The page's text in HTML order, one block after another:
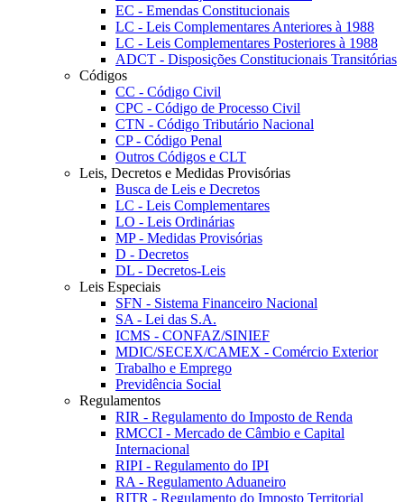
EC - Emendas Constitucionais
LC - Leis Complementares Anteriores à 1988
LC - Leis Complementares Posteriores à 1988
ADCT - Disposições Constitucionais Transitórias
Códigos
CC - Código Civil
CPC - Código de Processo Civil
CTN - Código Tributário Nacional
CP - Código Penal
Outros Códigos e CLT
Leis, Decretos e Medidas Provisórias
Busca de Leis e Decretos
LC - Leis Complementares
LO - Leis Ordinárias
MP - Medidas Provisórias
D - Decretos
DL - Decretos-Leis
Leis Especiais
SFN - Sistema Financeiro Nacional
SA - Lei das S.A.
ICMS - CONFAZ/SINIEF
MDIC/SECEX/CAMEX - Comércio Exterior
Trabalho e Emprego
Previdência Social
Regulamentos
RIR - Regulamento do Imposto de Renda
RMCCI - Mercado de Câmbio e Capital
Internacional
RIPI - Regulamento do IPI
RA - Regulamento Aduaneiro
RITR - Regulamento do Imposto Territorial